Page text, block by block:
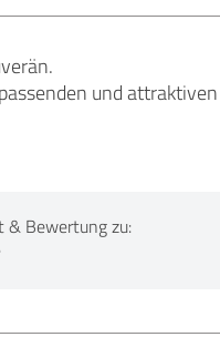
und
& Bewertung zu: